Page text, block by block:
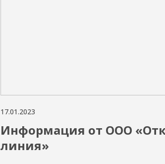
17.01.2023
Информация от ООО
линия»